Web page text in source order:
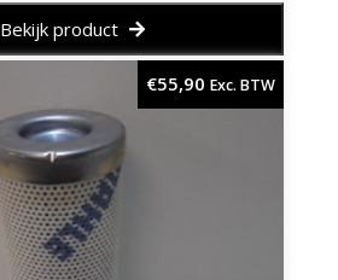
Bekijk product
€55,90 Exc. BTW